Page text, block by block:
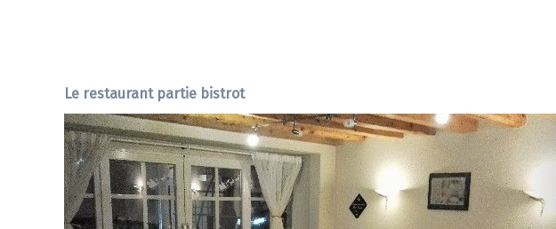
Le restaurant partie bistrot
Previous